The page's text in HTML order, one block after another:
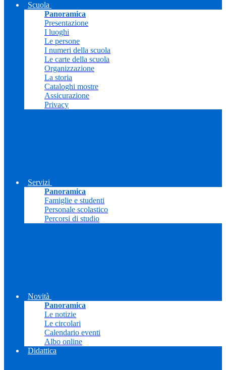
Scuola
Panoramica
Presentazione
I luoghi
Le persone
I numeri della scuola
Le carte della scuola
Organizzazione
La storia
Cataloghi mostre
Assicurazione
Privacy
Servizi
Panoramica
Famiglie e studenti
Personale scolastico
Percorsi di studio
Novità
Panoramica
Le notizie
Le circolari
Calendario eventi
Albo online
Didattica